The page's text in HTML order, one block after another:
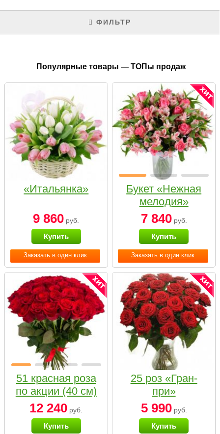
ФИЛЬТР
Популярные товары — ТОПы продаж
Заказать в один клик
«Итальянка»
9 860 руб.
Купить
Заказать в один клик
Букет «Нежная
мелодия»
7 840руб.
Купить
51 красная роза
по акции (40 см)
12 240 руб.
Купить
25 роз «Гран-
при»
5 990руб.
Купить